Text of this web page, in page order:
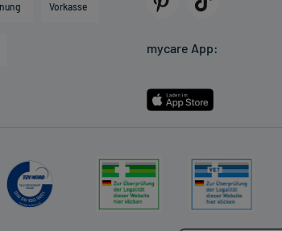
Vorkasse
mycare App: